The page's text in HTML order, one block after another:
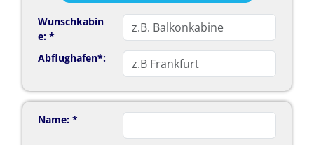
Wunschkabin
e: *
Abflughafen*:
Name: *